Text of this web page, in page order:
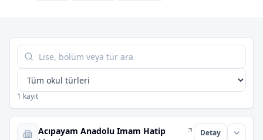
Tabloda ara
1 kayıt
Acıpayam Anadolu Imam Hatip
Detay